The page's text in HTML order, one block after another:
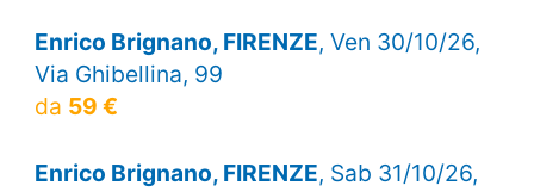
Enrico Brignano, FIRENZE, Ven 30/10/26,
Via Ghibellina, 99
da 59 €
Enrico Brignano, FIRENZE, Sab 31/10/26,